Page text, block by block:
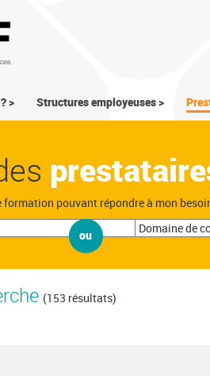
> Structures employeuses >
formation pouvant répondre à mon
ou
(153 résultats)